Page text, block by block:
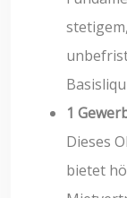
1
Dieses
bietet